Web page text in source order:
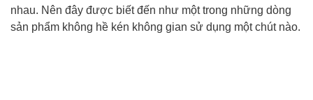
nhau. Nên đây được biết đến như một trong những dòng
sản phẩm không hề kén không gian sử dụng một chút nào.